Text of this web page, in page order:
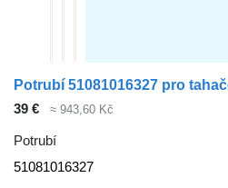
Potrubí 51081016327 pro
39 €
≈ 943,60 Kč
Potrubí
51081016327